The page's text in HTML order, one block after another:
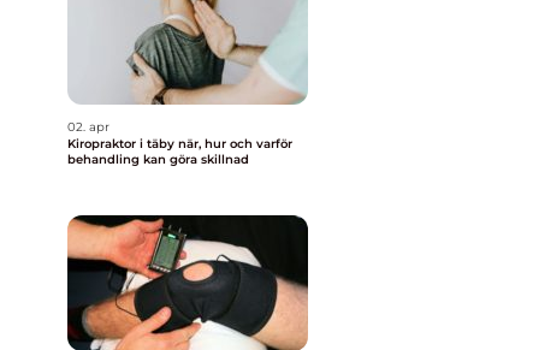
02. apr
Kiropraktor i täby när, hur och varför
behandling kan göra skillnad